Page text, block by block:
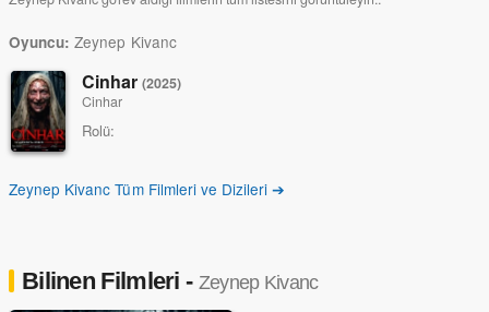
Oyuncu: Zeynep Kivanc
Cinhar(2025)
Cinhar
Rolü:
Zeynep Kivanc Tüm Filmleri ve Dizileri ➔
Bilinen Filmleri - Zeynep Kivanc